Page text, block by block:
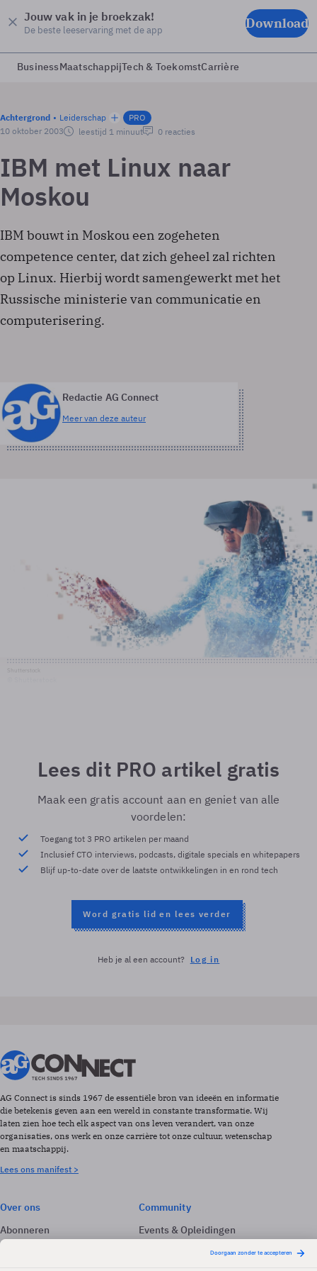
Jouw vak in je broekzak!
De beste leeservaring met de app Download
BusinessMaatschappijTech & ToekomstCarrière
Achtergrond Leiderschap
PRO
10 oktober 2003
leestijd 1 minuut 0 reacties
IBM met Linux naar
Moskou
IBM bouwt in Moskou een zogeheten
competence center, dat zich geheel zal richten
op Linux. Hierbij wordt samengewerkt met het
Russische ministerie van communicatie en
computerisering.
Redactie AG Connect
Meer van deze auteur
Lees dit PRO artikel gratis
Maak een gratis account aan en geniet van alle
voordelen:
Toegang tot 3 PRO artikelen per maand
Inclusief CTO interviews, podcasts, digitale specials en whitepapers
Blijf up-to-date over de laatste ontwikkelingen in en rond tech
Word gratis lid en lees verder
Heb je al een account? Log in
AG Connect is sinds 1967 de essentiële bron van ideeën en informatie
die betekenis geven aan een wereld in constante transformatie. Wij
laten zien hoe tech elk aspect van ons leven verandert, van onze
organisaties, ons werk en onze carrière tot onze cultuur, wetenschap
en maatschappij.
Lees ons manifest >
Over ons
Abonneren
Adverteren
Community
Events & Opleidingen